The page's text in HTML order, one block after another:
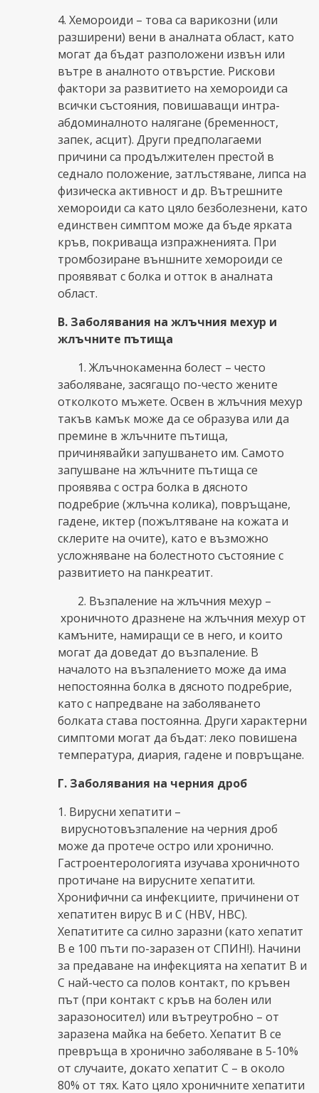
4. Хемороиди – това са варикозни (или
разширени) вени в аналната област, като
могат да бъдат разположени извън или
вътре в аналното отвърстие. Рискови
фактори за развитието на хемороиди са
всички състояния, повишаващи интра-
абдоминалното налягане (бременност,
запек, асцит). Други предполагаеми
причини са продължителен престой в
седнало положение, затлъстяване, липса на
физическа активност и др. Вътрешните
хемороиди са като цяло безболезнени, като
единствен симптом може да бъде ярката
кръв, покриваща изпражненията. При
тромбозиране външните хемороиди се
проявяват с болка и отток в аналната
област.
В. Заболявания на жлъчния мехур и
жлъчните пътища
1. Жлъчнокаменна болест – често
заболяване, засягащо по-често жените
отколкото мъжете. Освен в жлъчния мехур
такъв камък може да се образува или да
премине в жлъчните пътища,
причинявайки запушването им. Самото
запушване на жлъчните пътища се
проявява с остра болка в дясното
подребрие (жлъчна колика), повръщане,
гадене, иктер (пожълтяване на кожата и
склерите на очите), като е възможно
усложняване на болестното състояние с
развитието на панкреатит.
2. Възпаление на жлъчния мехур –
хроничното дразнене на жлъчния мехур от
камъните, намиращи се в него, и които
могат да доведат до възпаление. В
началото на възпалението може да има
непостоянна болка в дясното подребрие,
като с напредване на заболяването
болката става постоянна. Други характерни
симптоми могат да бъдат: леко повишена
температура, диария, гадене и повръщане.
Г. Заболявания на черния дроб
1. Вирусни хепатити –
вируснотовъзпаление на черния дроб
може да протече остро или хронично.
Гастроентерологията изучава хроничното
протичане на вирусните хепатити.
Хронифични са инфекциите, причинени от
хепатитен вирус B и C (HBV, HBC).
Хепатитите са силно заразни (като хепатит
B е 100 пъти по-заразен от СПИН!). Начини
за предаване на инфекцията на хепатит B и
C най-често са полов контакт, по кръвен
път (при контакт с кръв на болен или
заразоносител) или вътреутробно – от
заразена майка на бебето. Хепатит B се
превръща в хронично заболяване в 5-10%
от случаите, докато хепатит C – в около
80% от тях. Като цяло хроничните хепатити